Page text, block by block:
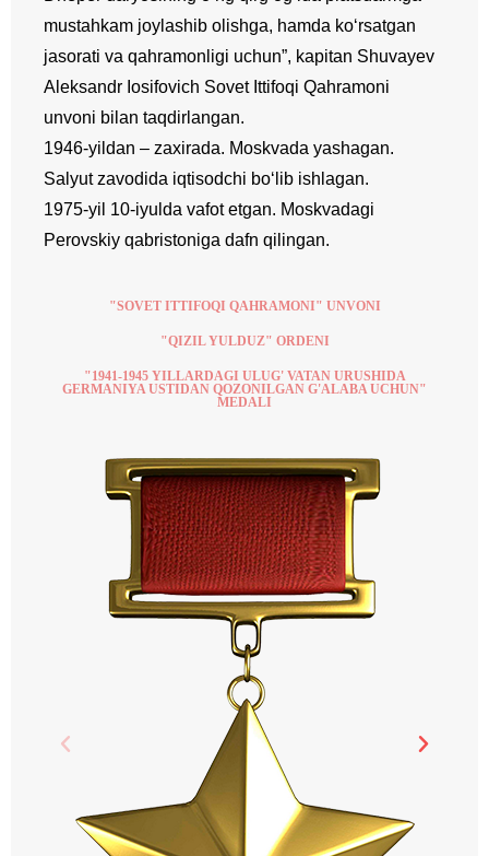
mustahkam joylashib olishga, hamda ko‘rsatgan
jasorati va qahramonligi uchun”, kapitan Shuvayev
Aleksandr Iosifovich Sovet Ittifoqi Qahramoni
unvoni bilan taqdirlangan.
1946-yildan – zaxirada. Moskvada yashagan.
Salyut zavodida iqtisodchi bo‘lib ishlagan.
1975-yil 10-iyulda vafot etgan. Moskvadagi
Perovskiy qabristoniga dafn qilingan.
"SOVET ITTIFOQI QAHRAMONI" UNVONI
"QIZIL YULDUZ" ORDENI
"1941-1945 YILLARDAGI ULUG' VATAN URUSHIDA
GERMANIYA USTIDAN QOZONILGAN G'ALABA UCHUN"
MEDALI